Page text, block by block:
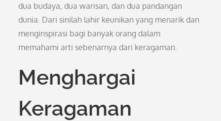
dua budaya, dua warisan, dan dua pandangan
dunia. Dari sinilah lahir keunikan yang menarik dan
menginspirasi bagi banyak orang dalam
memahami arti sebenarnya dari keragaman.
Menghargai
Keragaman